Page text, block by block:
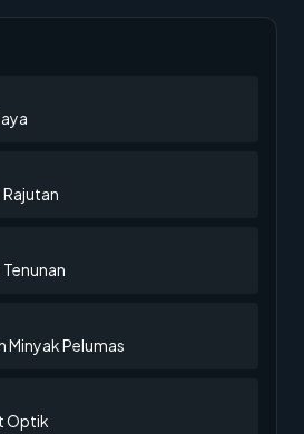
Minyak Pelumas
Optik